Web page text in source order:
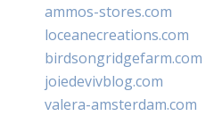
ammos-stores.com
loceanecreations.com
birdsongridgefarm.com
joiedevivblog.com
valera-amsterdam.com